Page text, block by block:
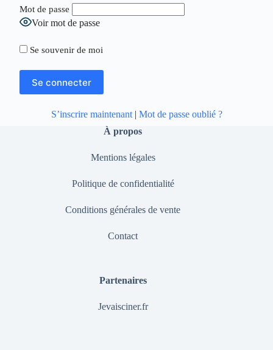
Mot de passe
Voir mot de passe
Se souvenir de moi
S’inscrire maintenant| Mot de passe oublié ?
À propos
Mentions légales
Politique de confidentialité
Conditions générales de vente
Contact
Partenaires
Jevaisciner.fr